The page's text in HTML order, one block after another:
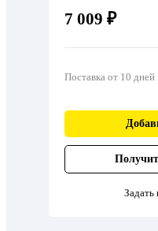
7 009 ₽
Поставка от 10 дней
Задать